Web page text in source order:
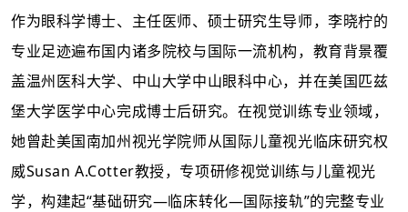
作为眼科学博士、主任医师、硕士研究生导师，李晓柠的
专业足迹遍布国内诸多院校与国际一流机构，教育背景覆
盖温州医科大学、中山大学中山眼科中心，并在美国匹兹
堡大学医学中心完成博士后研究。在视觉训练专业领域，
她曾赴美国南加州视光学院师从国际儿童视光临床研究权
威Susan A.Cotter教授，专项研修视觉训练与儿童视光
学，构建起“基础研究—临床转化—国际接轨”的完整专业